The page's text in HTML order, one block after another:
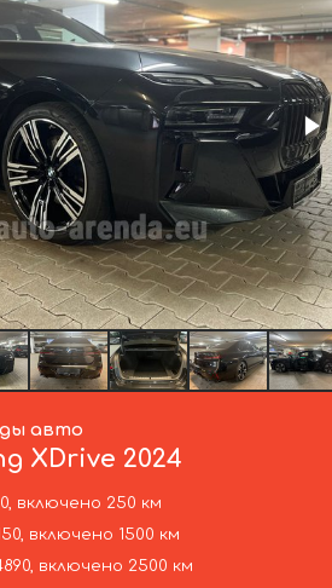
авто
XDrive 2024
включено 250 км
включено 1500 км
включено 2500 км